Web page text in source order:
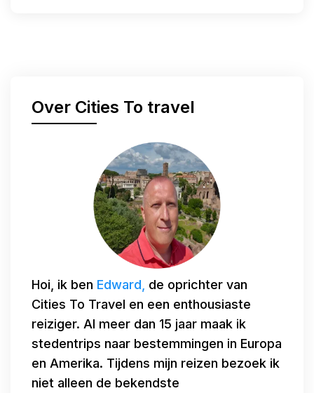
Over Cities To travel
Hoi, ik ben Edward, de oprichter van
Cities To Travel en een enthousiaste
reiziger. Al meer dan 15 jaar maak ik
stedentrips naar bestemmingen in Europa
en Amerika. Tijdens mijn reizen bezoek ik
niet alleen de bekendste